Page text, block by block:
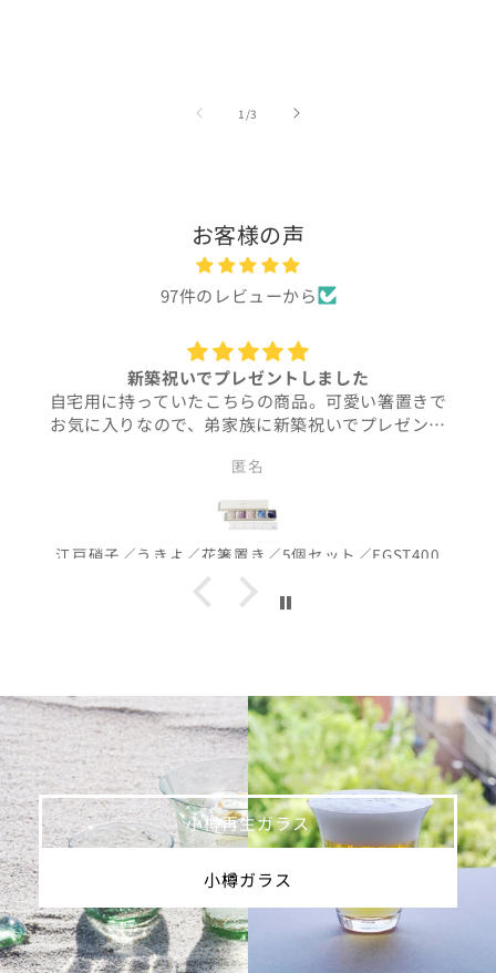
1 /の
3
お客様の声
97件のレビューから
新築祝いでプレゼントしました
自宅用に持っていたこちらの商品。可愛い箸置きで
お気に入りなので、弟家族に新築祝いでプレゼント
ったみたいで、玄関に飾ってました♪飾っても可愛い
匿名
江戸硝子／うきよ／花箸置き／5個セット／EGST400
小樽再生ガラス
小樽ガラス